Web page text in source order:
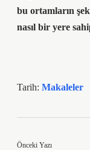
bu ortamların
nasıl bir yere
Tarih: Makaleler
Önceki Yazı